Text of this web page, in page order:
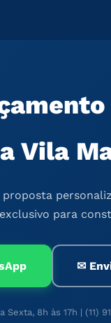
Vila
para
✉
Sexta, 8h às 17h | (11)